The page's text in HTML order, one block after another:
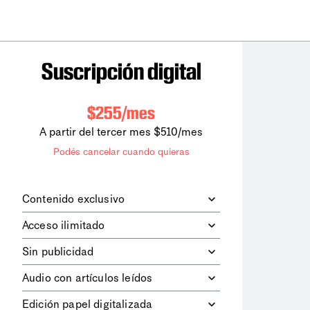
Suscripción digital
$255/mes
A partir del tercer mes $510/mes
Podés cancelar cuando quieras
Contenido exclusivo
digitales dela diaria
los contenidos de Le Monde
diplomatique.
Acceso ilimitado
contenidos.
Sin publicidad
publicitarios.
Audio con artículos leídos
Edición papel digitalizada